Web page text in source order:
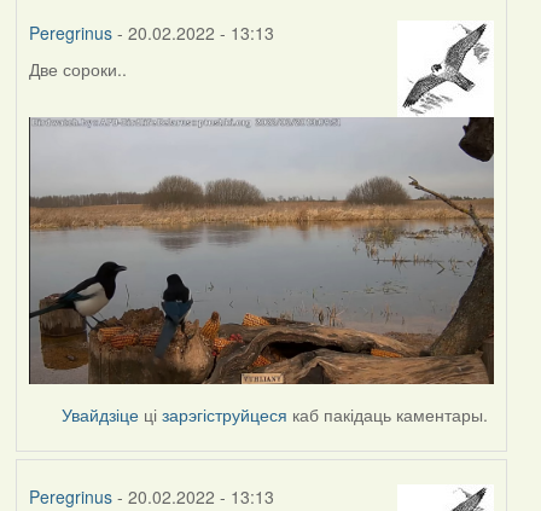
Peregrinus- 20.02.2022 - 13:13
Две сороки..
Увайдзіце цізарэгіструйцеся каб пакідаць каментары.
Peregrinus- 20.02.2022 - 13:13